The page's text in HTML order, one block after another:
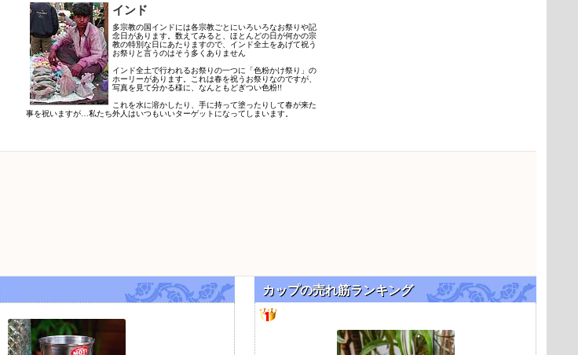
インド
多宗教の国インドには各宗教ごとにいろいろなお祭りや記
念日があります。数えてみると、ほとんどの日が何かの宗
教の特別な日にあたりますので、インド全土をあげて祝う
お祭りと言うのはそう多くありません
インド全土で行われるお祭りの一つに「色粉かけ祭り」の
ホーリーがあります。これは春を祝うお祭りなのですが、
写真を見て分かる様に、なんともどぎつい色粉!!
これを水に溶かしたり、手に持って塗ったりして春が来た
事を祝いますが…私たち外人はいつもいいターゲットになってしまいます。
カップの売れ筋ランキング